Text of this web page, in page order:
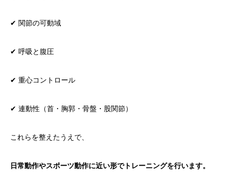
✔ 関節の可動域
✔ 呼吸と腹圧
✔ 重心コントロール
✔ 連動性（首・胸郭・骨盤・股関節）
これらを整えたうえで、
日常動作やスポーツ動作に近い形でトレーニングを行います。